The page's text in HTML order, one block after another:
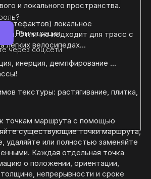
Регистрация
через соц.сети
и локального пространства.
локальное
Отлично подходит для трасс с
легких велосипедах...
инерция, демпфирование ...
текстуры: растягивание, плитка,
точкам маршрута с помощью
существующие точки маршрута,
удаляйте или полностью заменяйте
Каждая отдельная точка
о положении, ориентации,
непрерывности и сроке